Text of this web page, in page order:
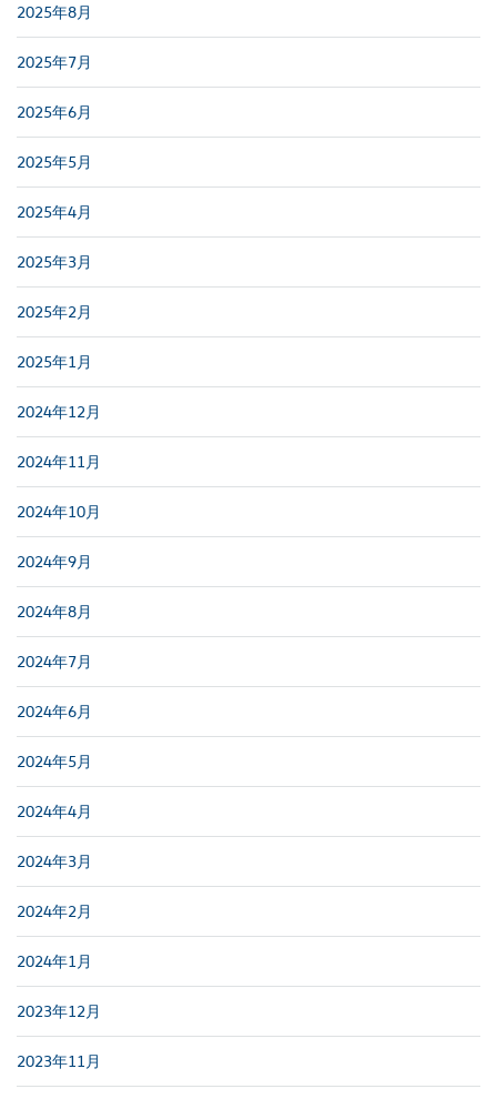
2025年8月
2025年7月
2025年6月
2025年5月
2025年4月
2025年3月
2025年2月
2025年1月
2024年12月
2024年11月
2024年10月
2024年9月
2024年8月
2024年7月
2024年6月
2024年5月
2024年4月
2024年3月
2024年2月
2024年1月
2023年12月
2023年11月